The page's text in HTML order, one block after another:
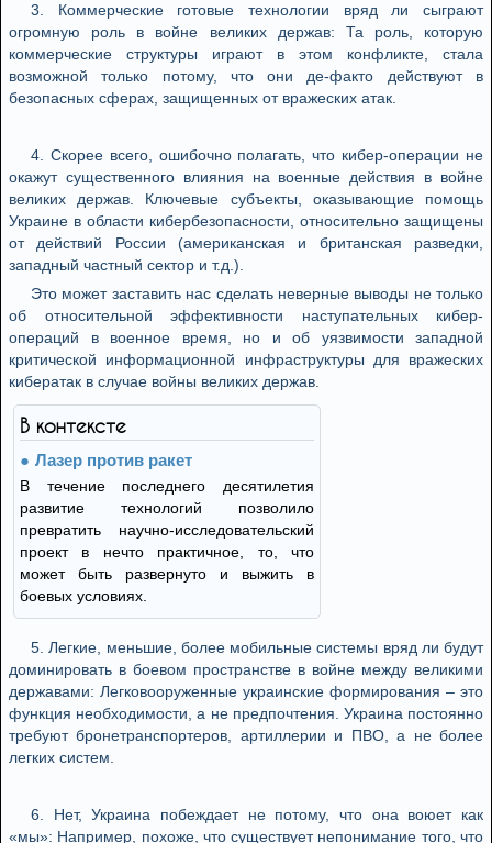
3. Коммерческие готовые технологии вряд ли сыграют
огромную роль в войне великих держав: Та роль, которую
коммерческие структуры играют в этом конфликте, стала
возможной только потому, что они де-факто действуют в
безопасных сферах, защищенных от вражеских атак.
4. Скорее всего, ошибочно полагать, что кибер-операции не
окажут существенного влияния на военные действия в войне
великих держав. Ключевые субъекты, оказывающие помощь
Украине в области кибербезопасности, относительно защищены
от действий России (американская и британская разведки,
западный частный сектор и т.д.).
Это может заставить нас сделать неверные выводы не только
об относительной эффективности наступательных кибер-
операций в военное время, но и об уязвимости западной
критической информационной инфраструктуры для вражеских
кибератак в случае войны великих держав.
В контексте
Лазер против ракет
В течение последнего десятилетия
развитие технологий позволило
превратить научно-исследовательский
проект в нечто практичное, то, что
может быть развернуто и выжить в
боевых условиях.
5. Легкие, меньшие, более мобильные системы вряд ли будут
доминировать в боевом пространстве в войне между великими
державами: Легковооруженные украинские формирования – это
функция необходимости, а не предпочтения. Украина постоянно
требуют бронетранспортеров, артиллерии и ПВО, а не более
легких систем.
6. Нет, Украина побеждает не потому, что она воюет как
«мы»: Например, похоже, что существует непонимание того, что